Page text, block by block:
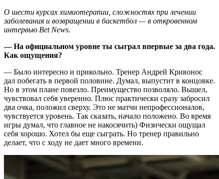
О шести курсах химиотерапии, сложностях при лечении
заболевания и возвращении в баскетбол — в откровенном
интервью Bet News.
— На официальном уровне ты сыграл впервые за два года.
Как ощущения?
— Было интересно и прикольно. Тренер Андрей Кривонос
дал побегать в первой половине. Думал, выпустит в концовке.
Но в этом плане повезло. Преимущество позволяло. Вышел,
чувствовал себя уверенно. Плюс практически сразу забросил
два очка, положил сверху. Это не матчи непрофессионалов,
чувствуется уровень. Так сказать, начало положено. Во время
игры думал, что главное не накосячить) Физически ощущал
себя хорошо. Хотел бы еще сыграть. Но тренер правильно
делает, что с ходу не дает много времени.